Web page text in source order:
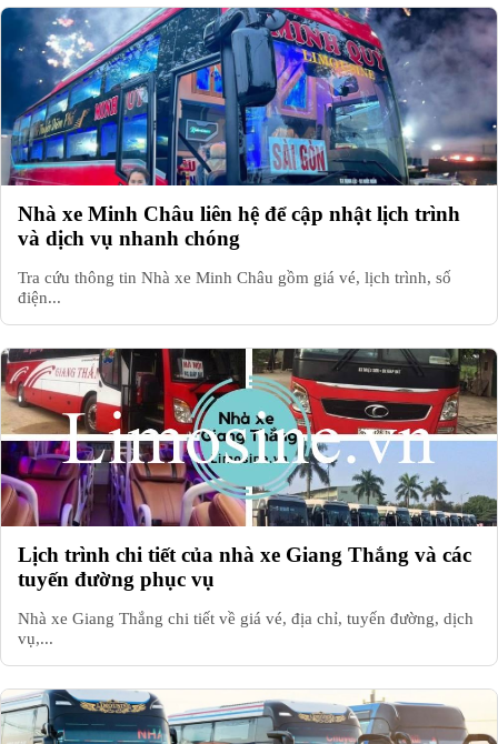
Nhà xe Minh Châu liên hệ để cập nhật lịch trình
và dịch vụ nhanh chóng
Tra cứu thông tin Nhà xe Minh Châu gồm giá vé, lịch trình, số
điện...
Lịch trình chi tiết của nhà xe Giang Thắng và các
tuyến đường phục vụ
Nhà xe Giang Thắng chi tiết về giá vé, địa chỉ, tuyến đường, dịch
vụ,...